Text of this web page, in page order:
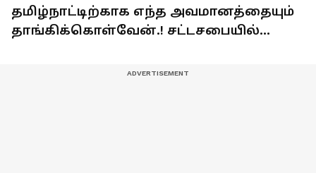
தமிழ்நாட்டிற்காக எந்த அவமானத்தையும்
தாங்கிக்கொள்வேன்.! சட்டசபையில்